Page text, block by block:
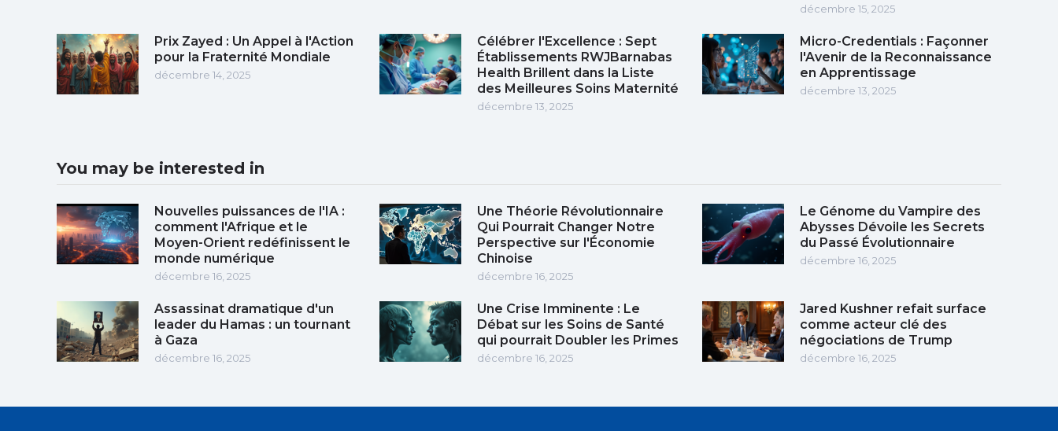
décembre 15, 2025
Prix Zayed : Un Appel à l'Action
pour la Fraternité Mondiale
décembre 14, 2025
Célébrer l'Excellence : Sept
Établissements RWJBarnabas
Health Brillent dans la Liste
des Meilleures Soins Maternité
décembre 13, 2025
Micro-Credentials : Façonner
l'Avenir de la Reconnaissance
en Apprentissage
décembre 13, 2025
You may be interested in
Nouvelles puissances de l'IA :
comment l'Afrique et le
Moyen-Orient redéfinissent le
monde numérique
décembre 16, 2025
Une Théorie Révolutionnaire
Qui Pourrait Changer Notre
Perspective sur l'Économie
Chinoise
décembre 16, 2025
Le Génome du Vampire des
Abysses Dévoile les Secrets
du Passé Évolutionnaire
décembre 16, 2025
Assassinat dramatique d'un
leader du Hamas : un tournant
à Gaza
décembre 16, 2025
Une Crise Imminente : Le
Débat sur les Soins de Santé
qui pourrait Doubler les Primes
décembre 16, 2025
Jared Kushner refait surface
comme acteur clé des
négociations de Trump
décembre 16, 2025